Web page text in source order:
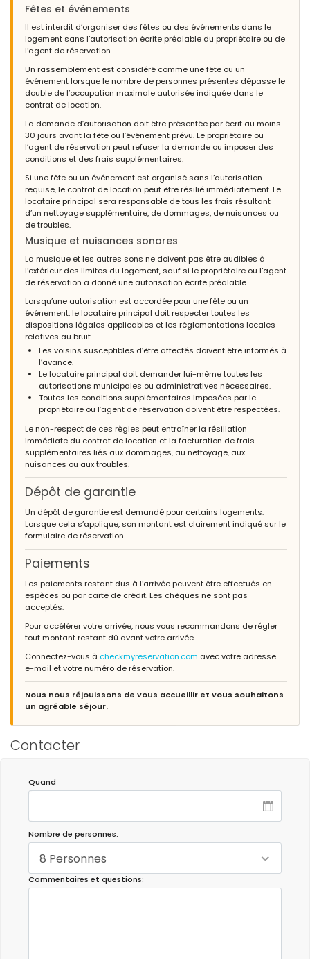
Fêtes et événements
Il est interdit d’organiser des fêtes ou des événements dans le
logement sans l’autorisation écrite préalable du propriétaire ou de
l’agent de réservation.
Un rassemblement est considéré comme une fête ou un
événement lorsque le nombre de personnes présentes dépasse le
double de l’occupation maximale autorisée indiquée dans le
contrat de location.
La demande d’autorisation doit être présentée par écrit au moins
30 jours avant la fête ou l’événement prévu. Le propriétaire ou
l’agent de réservation peut refuser la demande ou imposer des
conditions et des frais supplémentaires.
Si une fête ou un événement est organisé sans l’autorisation
requise, le contrat de location peut être résilié immédiatement. Le
locataire principal sera responsable de tous les frais résultant
d’un nettoyage supplémentaire, de dommages, de nuisances ou
de troubles.
Musique et nuisances sonores
La musique et les autres sons ne doivent pas être audibles à
l’extérieur des limites du logement, sauf si le propriétaire ou l’agent
de réservation a donné une autorisation écrite préalable.
Lorsqu’une autorisation est accordée pour une fête ou un
événement, le locataire principal doit respecter toutes les
dispositions légales applicables et les réglementations locales
relatives au bruit.
Les voisins susceptibles d’être affectés doivent être informés à
l’avance.
Le locataire principal doit demander lui-même toutes les
autorisations municipales ou administratives nécessaires.
Toutes les conditions supplémentaires imposées par le
propriétaire ou l’agent de réservation doivent être respectées.
Le non-respect de ces règles peut entraîner la résiliation
immédiate du contrat de location et la facturation de frais
supplémentaires liés aux dommages, au nettoyage, aux
nuisances ou aux troubles.
Dépôt de garantie
Un dépôt de garantie est demandé pour certains logements.
Lorsque cela s’applique, son montant est clairement indiqué sur le
formulaire de réservation.
Paiements
Les paiements restant dus à l’arrivée peuvent être effectués en
espèces ou par carte de crédit. Les chèques ne sont pas
acceptés.
Pour accélérer votre arrivée, nous vous recommandons de régler
tout montant restant dû avant votre arrivée.
Connectez-vous à checkmyreservation.com avec votre adresse
e-mail et votre numéro de réservation.
Nous nous réjouissons de vous accueillir et vous souhaitons
un agréable séjour.
Contacter
Quand
Nombre de personnes:
8 Personnes
Commentaires et questions: